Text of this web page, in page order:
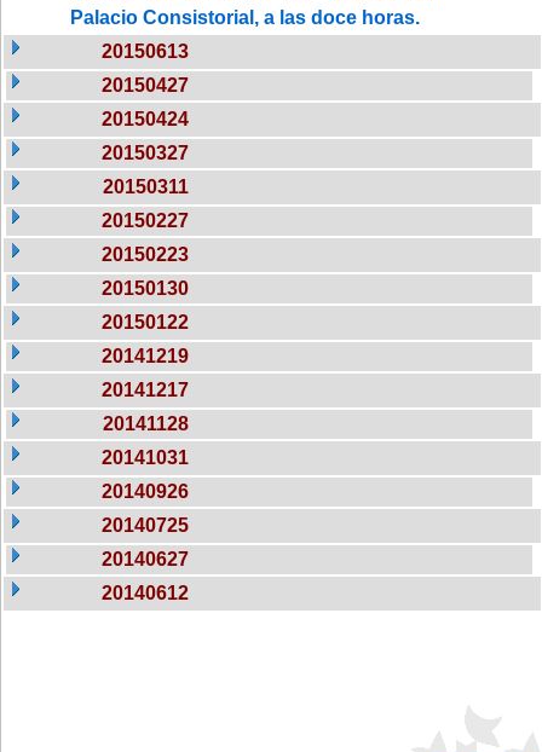
Palacio Consistorial, a las doce horas.
20150613
20150427
20150424
20150327
20150311
20150227
20150223
20150130
20150122
20141219
20141217
20141128
20141031
20140926
20140725
20140627
20140612